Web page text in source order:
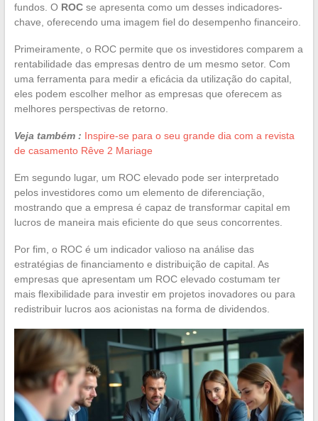
fundos. O ROCse apresenta como um desses indicadores-
chave, oferecendo uma imagem fiel do desempenho financeiro.
Primeiramente, o ROC permite que os investidores comparem a
rentabilidade das empresas dentro de um mesmo setor. Com
uma ferramenta para medir a eficácia da utilização do capital,
eles podem escolher melhor as empresas que oferecem as
melhores perspectivas de retorno.
Veja também : Inspire-se para o seu grande dia com a revista
de casamento Rêve 2 Mariage
Em segundo lugar, um ROC elevado pode ser interpretado
pelos investidores como um elemento de diferenciação,
mostrando que a empresa é capaz de transformar capital em
lucros de maneira mais eficiente do que seus concorrentes.
Por fim, o ROC é um indicador valioso na análise das
estratégias de financiamento e distribuição de capital. As
empresas que apresentam um ROC elevado costumam ter
mais flexibilidade para investir em projetos inovadores ou para
redistribuir lucros aos acionistas na forma de dividendos.